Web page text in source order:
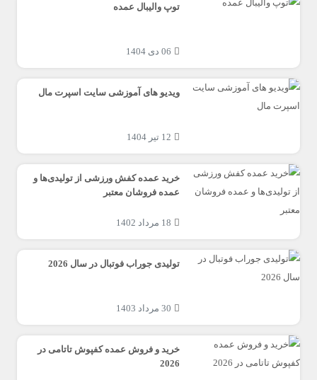
توپ والیبال عمده
06 دی 1404
ویدیو های آموزشی سایت اسپرت مال
12 تیر 1404
خرید عمده کفش ورزشی از تولیدی‌ها و
عمده فروشان معتبر
18 مرداد 1402
تولیدی جوراب فوتبال در سال 2026
30 مرداد 1403
خرید و فروش عمده کفپوش تاتامی در
2026